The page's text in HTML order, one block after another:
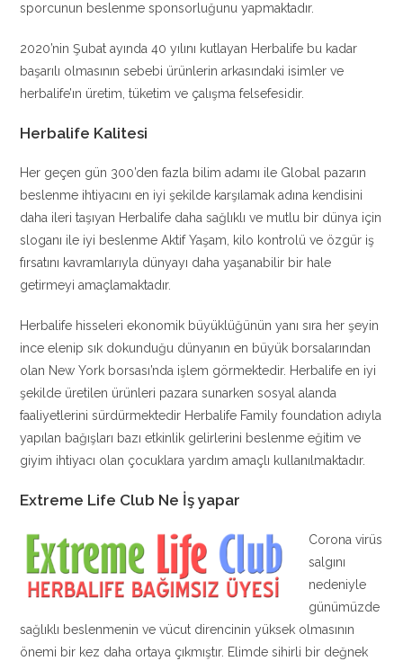
sporcunun beslenme sponsorluğunu yapmaktadır.
2020’nin Şubat ayında 40 yılını kutlayan Herbalife bu kadar
başarılı olmasının sebebi ürünlerin arkasındaki isimler ve
herbalife’ın üretim, tüketim ve çalışma felsefesidir.
Herbalife Kalitesi
Her geçen gün 300’den fazla bilim adamı ile Global pazarın
beslenme ihtiyacını en iyi şekilde karşılamak adına kendisini
daha ileri taşıyan Herbalife daha sağlıklı ve mutlu bir dünya için
sloganı ile iyi beslenme Aktif Yaşam, kilo kontrolü ve özgür iş
fırsatını kavramlarıyla dünyayı daha yaşanabilir bir hale
getirmeyi amaçlamaktadır.
Herbalife hisseleri ekonomik büyüklüğünün yanı sıra her şeyin
ince elenip sık dokunduğu dünyanın en büyük borsalarından
olan New York borsası’nda işlem görmektedir. Herbalife en iyi
şekilde üretilen ürünleri pazara sunarken sosyal alanda
faaliyetlerini sürdürmektedir Herbalife Family foundation adıyla
yapılan bağışları bazı etkinlik gelirlerini beslenme eğitim ve
giyim ihtiyacı olan çocuklara yardım amaçlı kullanılmaktadır.
Extreme Life Club Ne İş yapar
Corona virüs
salgını
nedeniyle
günümüzde
sağlıklı beslenmenin ve vücut direncinin yüksek olmasının
önemi bir kez daha ortaya çıkmıştır. Elimde sihirli bir değnek